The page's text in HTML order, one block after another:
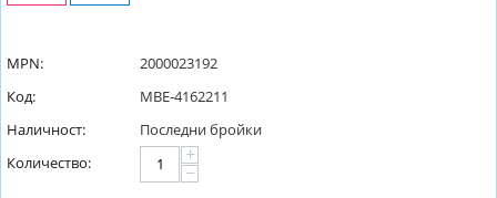
MPN:
2000023192
Код:
MBE-4162211
Наличност:
Последни бройки
Количество:
+
−